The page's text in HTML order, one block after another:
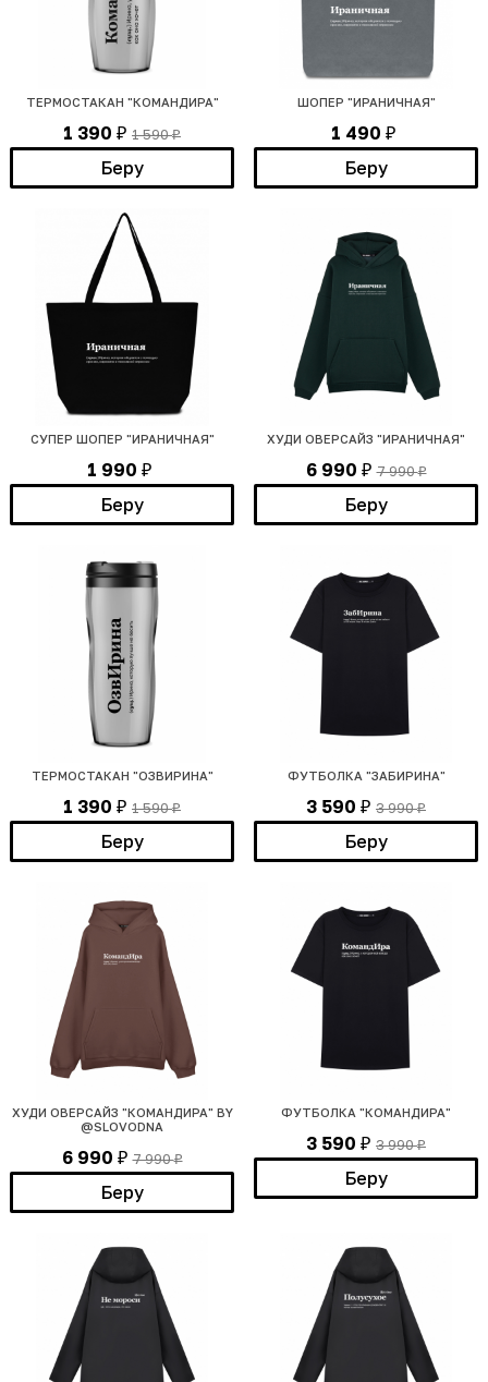
ТЕРМОСТАКАН "КОМАНДИРА"
1 390 ₽ 1 590₽
Беру
ШОПЕР "ИРАНИЧНАЯ"
1 490 ₽
Беру
СУПЕР ШОПЕР "ИРАНИЧНАЯ"
1 990 ₽
Беру
ХУДИ ОВЕРСАЙЗ "ИРАНИЧНАЯ"
6 990 ₽ 7 990₽
Беру
ТЕРМОСТАКАН "ОЗВИРИНА"
1 390 ₽ 1 590₽
Беру
ФУТБОЛКА "ЗАБИРИНА"
3 590 ₽ 3 990₽
Беру
ХУДИ ОВЕРСАЙЗ "КОМАНДИРА" BY
@SLOVODNA
6 990 ₽ 7 990₽
Беру
ФУТБОЛКА "КОМАНДИРА"
3 590 ₽ 3 990₽
Беру